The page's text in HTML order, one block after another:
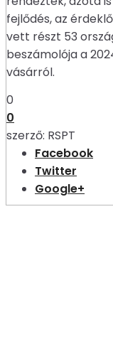
fejlődés, az
vett részt 53
beszámolója a
vásárról.
0
0
szerző: RSPT
Facebook
Twitter
Google+